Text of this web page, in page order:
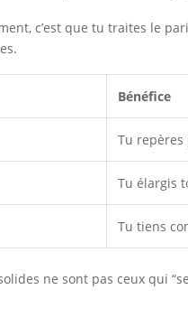
c’est que tu traites le
Bénéfice
Tu
Tu élargis
Tu tiens
ne sont pas ceux qui